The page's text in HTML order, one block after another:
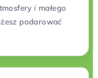
i małego
podarować